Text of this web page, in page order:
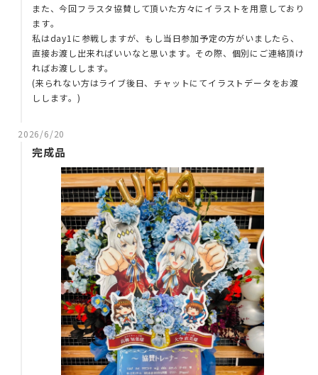
また、今回フラスタ協賛して頂いた方々にイラストを用意しており
ます。
私はday1に参戦しますが、もし当日参加予定の方がいましたら、
直接お渡し出来ればいいなと思います。その際、個別にご連絡頂け
ればお渡しします。
(来られない方はライブ後日、チャットにてイラストデータをお渡
しします。)
2026/6/20
完成品